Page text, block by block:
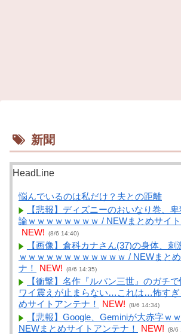
新聞
HeadLine
悩んでいるのは私だけ？夫との距離
【悲報】ディズニーのおいなり巻、
論ｗｗｗｗｗｗｗｗ / NEWまとめサイト
NEW!
(8/6 14:40)
【画像】倉科カナさん(37)の身体、刺
ｗｗｗｗｗｗｗｗｗｗｗｗ / NEWまと
ナ！
NEW! (8/6 14:35)
【衝撃】名作『ルパン三世』のガチ
ワイ震えが止まらない…これは…怖す
めサイトアンテナ！
NEW! (8/6 14:34)
【悲報】Google、Geminiが大赤字ｗ
NEWまとめサイトアンテナ！
NEW! (8/6